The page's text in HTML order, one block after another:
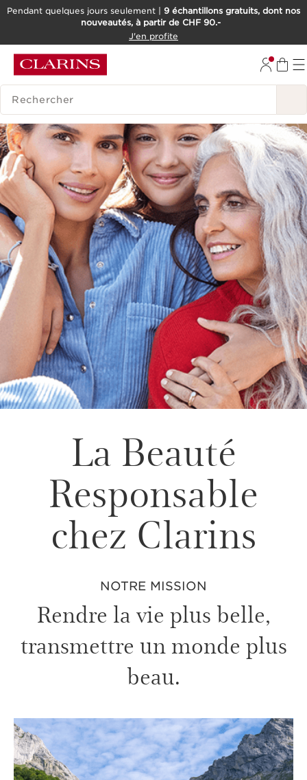
ALLER AU CONTENU
OUTIL D'ACCESSIBILITÉ
Pendant quelques jours seulement | 9 échantillons gratuits, dont nos
nouveautés, à partir de CHF 90.-
J'en profite
HISTORIQUE DES RECHERCHES
La Beauté
Responsable
chez Clarins
NOTRE MISSION
Rendre la vie plus belle,
transmettre un monde plus
beau.